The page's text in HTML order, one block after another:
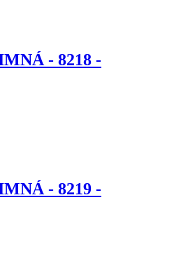
- 8218 -
- 8219 -